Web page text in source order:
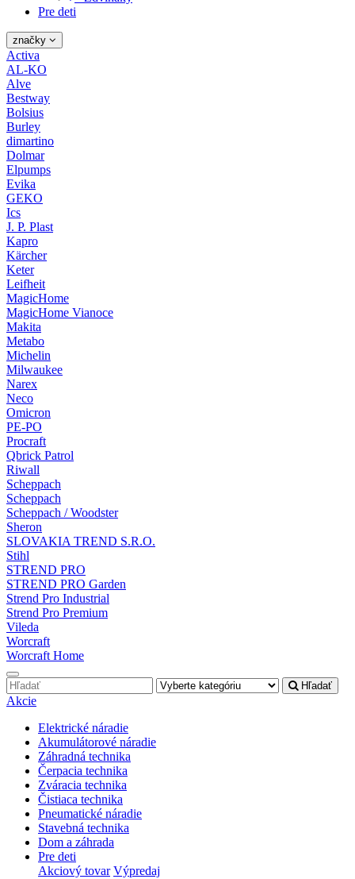
Pre deti
značky
Activa
AL-KO
Alve
Bestway
Bolsius
Burley
dimartino
Dolmar
Elpumps
Evika
GEKO
Ics
J. P. Plast
Kapro
Kärcher
Keter
Leifheit
MagicHome
MagicHome Vianoce
Makita
Metabo
Michelin
Milwaukee
Narex
Neco
Omicron
PE-PO
Procraft
Qbrick Patrol
Riwall
Scheppach
Scheppach
Scheppach / Woodster
Sheron
SLOVAKIA TREND S.R.O.
Stihl
STREND PRO
STREND PRO Garden
Strend Pro Industrial
Strend Pro Premium
Vileda
Worcraft
Worcraft Home
Hľadať
Akcie
Elektrické náradie
Akumulátorové náradie
Záhradná technika
Čerpacia technika
Zváracia technika
Čistiaca technika
Pneumatické náradie
Stavebná technika
Dom a záhrada
Pre deti
Akciový tovar Výpredaj